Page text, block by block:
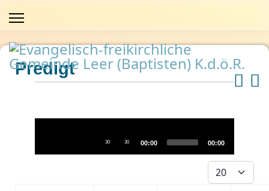
Predigt
30 30 00:00 00:00
Anzeige #